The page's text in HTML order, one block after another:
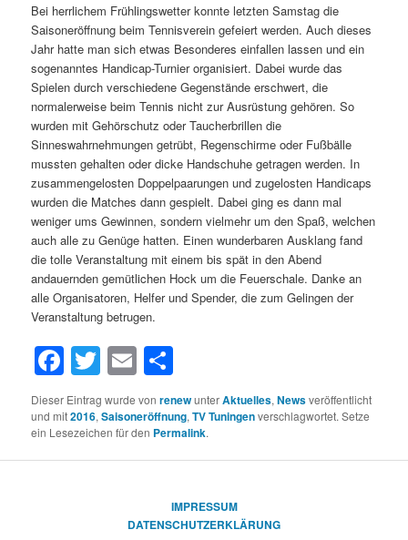
Bei herrlichem Frühlingswetter konnte letzten Samstag die
Saisoneröffnung beim Tennisverein gefeiert werden. Auch dieses
Jahr hatte man sich etwas Besonderes einfallen lassen und ein
sogenanntes Handicap-Turnier organisiert. Dabei wurde das
Spielen durch verschiedene Gegenstände erschwert, die
normalerweise beim Tennis nicht zur Ausrüstung gehören. So
wurden mit Gehörschutz oder Taucherbrillen die
Sinneswahrnehmungen getrübt, Regenschirme oder Fußbälle
mussten gehalten oder dicke Handschuhe getragen werden. In
zusammengelosten Doppelpaarungen und zugelosten Handicaps
wurden die Matches dann gespielt. Dabei ging es dann mal
weniger ums Gewinnen, sondern vielmehr um den Spaß, welchen
auch alle zu Genüge hatten. Einen wunderbaren Ausklang fand
die tolle Veranstaltung mit einem bis spät in den Abend
andauernden gemütlichen Hock um die Feuerschale. Danke an
alle Organisatoren, Helfer und Spender, die zum Gelingen der
Veranstaltung betrugen.
Facebook
Twitter
Email
Dieser Eintrag wurde vonrenewunterAktuelles,Newsveröffentlicht
und mit2016,Saisoneröffnung,TV Tuningenverschlagwortet. Setze
ein Lesezeichen für den Permalink.
IMPRESSUM
DATENSCHUTZERKLÄRUNG